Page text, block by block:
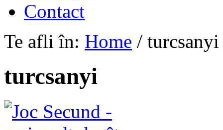
Contact
Te afli în: Home / turcsanyi
turcsanyi